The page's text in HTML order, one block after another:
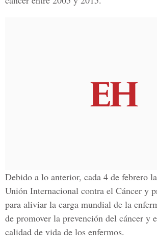
Debido a lo anterior, cada 4 de febrero
Unión Internacional contra el Cáncer y
para aliviar la carga mundial de la
de promover la prevención del cáncer y
calidad de vida de los enfermos.